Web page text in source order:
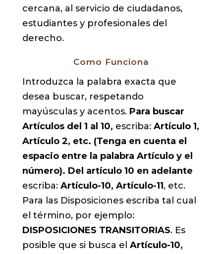
cercana, al servicio de ciudadanos,
estudiantes y profesionales del
derecho.
Como Funciona
Introduzca la palabra exacta que
desea buscar, respetando
mayúsculas y acentos. Para buscar
Artículos del 1 al 10, escriba: Artículo 1,
Artículo 2, etc. (Tenga en cuenta el
espacio entre la palabra Artículo y el
número). Del artículo 10 en adelante
escriba: Artículo-10, Artículo-11, etc.
Para las Disposiciones escriba tal cual
el término, por ejemplo:
DISPOSICIONES TRANSITORIAS. Es
posible que si busca el Artículo-10,